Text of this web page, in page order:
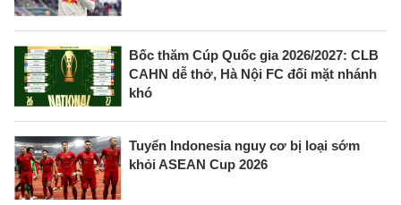
Bốc thăm Cúp Quốc gia 2026/2027: CLB
CAHN dễ thở, Hà Nội FC đối mặt nhánh
khó
Tuyển Indonesia nguy cơ bị loại sớm
khỏi ASEAN Cup 2026